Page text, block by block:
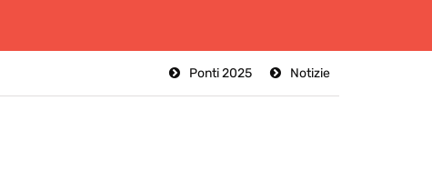
Notizie
Ponti 2025